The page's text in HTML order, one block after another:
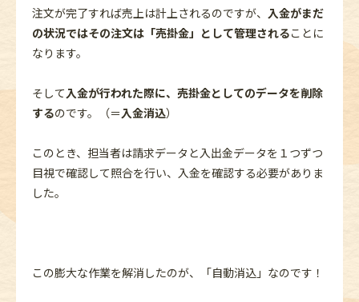
注文が完了すれば売上は計上されるのですが、 入金がまだ
の状況ではその注文は「売掛金」として管理されることに
なります。
そして 入金が行われた際に、売掛金としてのデータを削除
するのです。（＝ 入金消込）
このとき、担当者は請求データと入出金データを１つずつ
目視で確認して照合を行い、入金を確認する必要がありま
した。
この膨大な作業を解消したのが、「自動消込」なのです！